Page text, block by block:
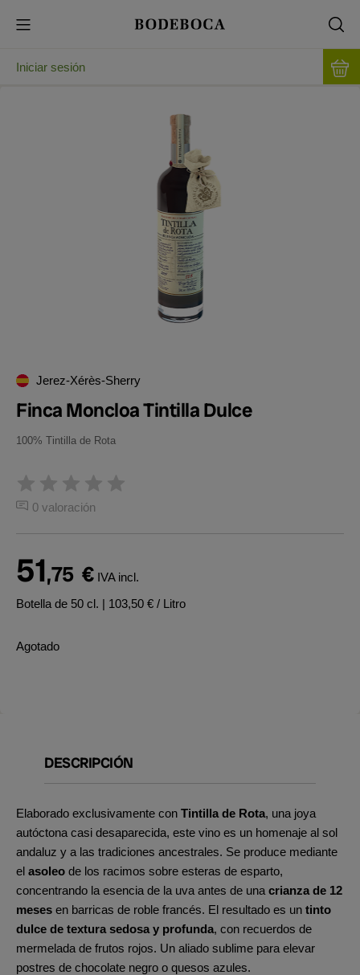
Iniciar sesión
Jerez-Xérès-Sherry
Finca Moncloa Tintilla Dulce
100% Tintilla de Rota
0 valoración
51,75 € IVA incl.
Botella de 50 cl. | 103,50 € / Litro
Agotado
DESCRIPCIÓN
Elaborado exclusivamente con Tintilla de Rota, una joya
autóctona casi desaparecida, este vino es un homenaje al sol
andaluz y a las tradiciones ancestrales. Se produce mediante
el asoleo de los racimos sobre esteras de esparto,
concentrando la esencia de la uva antes de una crianza de 12
meses en barricas de roble francés. El resultado es un tinto
dulce de textura sedosa y profunda, con recuerdos de
mermelada de frutos rojos. Un aliado sublime para elevar
postres de chocolate negro o quesos azules.